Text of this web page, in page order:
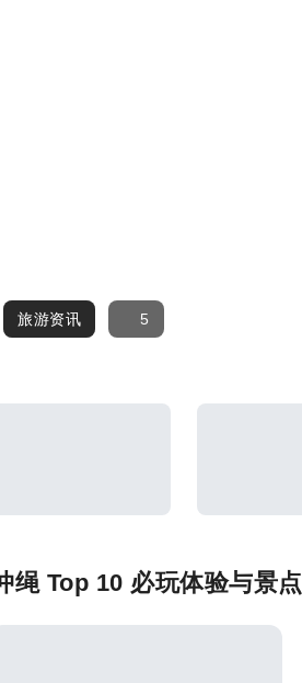
旅游资讯 5
旅游资讯
绳 Top 10 必玩体验与景点